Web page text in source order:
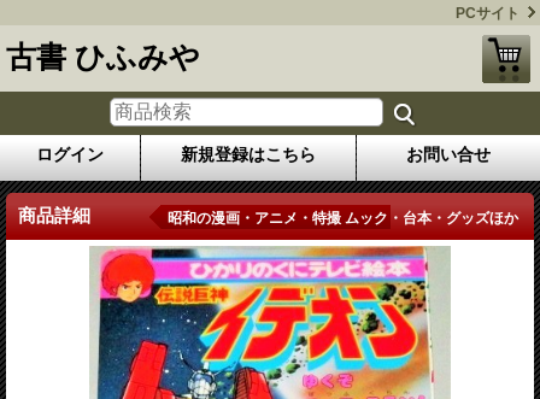
PCサイト
古書 ひふみや
ログイン 新規登録はこちら お問い合せ
商品詳細 昭和の漫画・アニメ・特撮 ムック・台本・グッズほか